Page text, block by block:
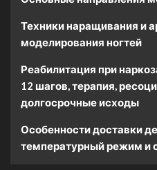
Техники наращивания и
моделирования ногтей
Реабилитация при
12 шагов, терапия,
долгосрочные исходы
Особенности доставки
температурный режим и